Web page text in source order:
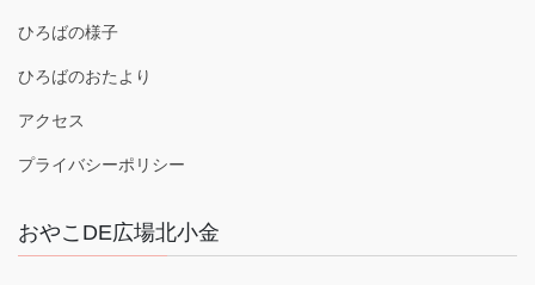
ひろばの様子
ひろばのおたより
アクセス
プライバシーポリシー
おやこDE広場北小金